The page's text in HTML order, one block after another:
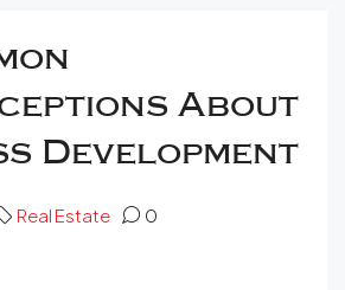
About
Development
Real Estate 0